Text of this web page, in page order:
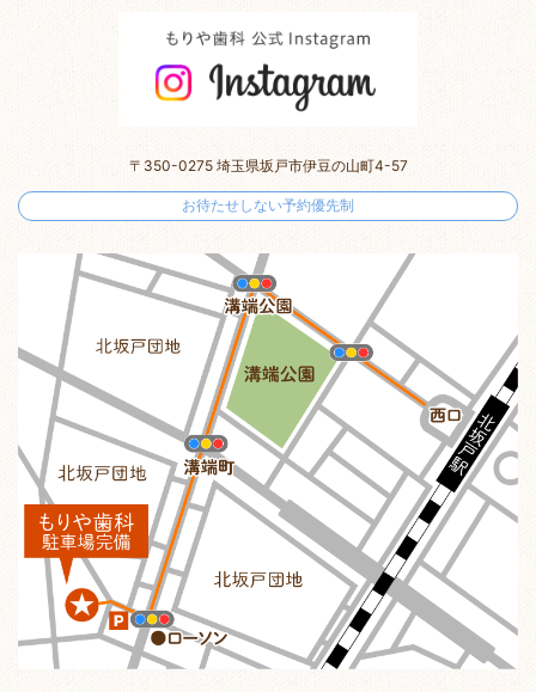
〒350-0275 埼玉県坂戸市伊豆の山町4-57
お待たせしない予約優先制